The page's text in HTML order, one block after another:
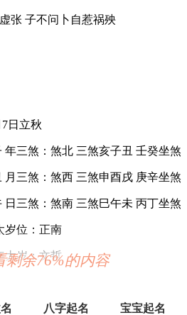
张 子不问卜自惹祸殃
日立秋
三煞：煞北 三煞亥子丑 壬癸坐煞
月三煞：煞西 三煞申酉戌 庚辛坐煞
日三煞：煞南 三煞巳午未 丙丁坐煞
岁位：正南
太岁：文哲
萤 犯太岁：马,鼠,牛,兔
剩余76%的内容
八字起名 宝宝起名